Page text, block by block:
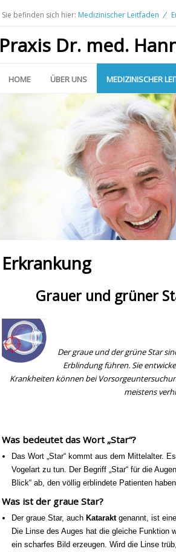
Sie befinden sich hier: Medizinischer Leitfaden
Praxis Dr. med.
HOME ÜBER UNS MEDIZINISCHER
Erkrankung
Grauer und grüner
Der graue und der grüne Star
Erblindung führen. Sie
Krankheiten können bei
meistens
Was bedeutet das Wort „Star“?
Das Wort „Star“ kommt aus dem Mittelalter.
Vogelart zu tun. Der Begriff „Star“ für die
Blick“ ab, den völlig erblindete Patienten haben.
Was ist der graue Star?
Der graue Star, auchKataraktgenannt, ist
Die Linse des Auges hat die gleiche Funktion
ein scharfes Bild erzeugen. Wird die Linse